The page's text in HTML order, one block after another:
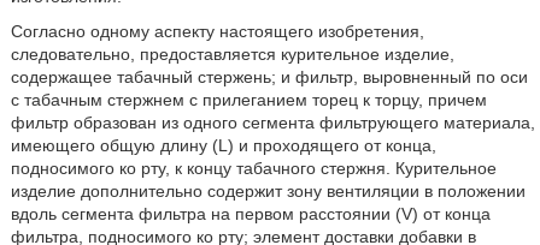
Согласно одному аспекту настоящего изобретения,
следовательно, предоставляется курительное изделие,
содержащее табачный стержень; и фильтр, выровненный по оси
с табачным стержнем с прилеганием торец к торцу, причем
фильтр образован из одного сегмента фильтрующего материала,
имеющего общую длину (L) и проходящего от конца,
подносимого ко рту, к концу табачного стержня. Курительное
изделие дополнительно содержит зону вентиляции в положении
вдоль сегмента фильтра на первом расстоянии (V) от конца
фильтра, подносимого ко рту; элемент доставки добавки в